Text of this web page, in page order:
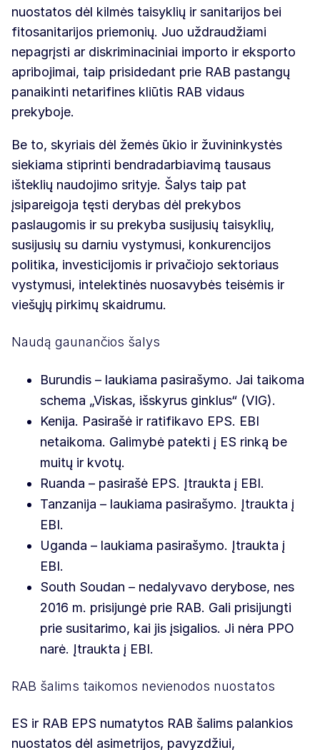
nuostatos dėl kilmės taisyklių ir sanitarijos bei
fitosanitarijos priemonių. Juo uždraudžiami
nepagrįsti ar diskriminaciniai importo ir eksporto
apribojimai, taip prisidedant prie RAB pastangų
panaikinti netarifines kliūtis RAB vidaus
prekyboje.
Be to, skyriais dėl žemės ūkio ir žuvininkystės
siekiama stiprinti bendradarbiavimą tausaus
išteklių naudojimo srityje. Šalys taip pat
įsipareigoja tęsti derybas dėl prekybos
paslaugomis ir su prekyba susijusių taisyklių,
susijusių su darniu vystymusi, konkurencijos
politika, investicijomis ir privačiojo sektoriaus
vystymusi, intelektinės nuosavybės teisėmis ir
viešųjų pirkimų skaidrumu.
Naudą gaunančios šalys
Burundis – laukiama pasirašymo. Jai taikoma
schema „Viskas, išskyrus ginklus“ (VIG).
Kenija. Pasirašė ir ratifikavo EPS. EBI
netaikoma. Galimybė patekti į ES rinką be
muitų ir kvotų.
Ruanda – pasirašė EPS. Įtraukta į EBI.
Tanzanija – laukiama pasirašymo. Įtraukta į
EBI.
Uganda – laukiama pasirašymo. Įtraukta į
EBI.
South Soudan – nedalyvavo derybose, nes
2016 m. prisijungė prie RAB. Gali prisijungti
prie susitarimo, kai jis įsigalios. Ji nėra PPO
narė. Įtraukta į EBI.
RAB šalims taikomos nevienodos nuostatos
ES ir RAB EPS numatytos RAB šalims palankios
nuostatos dėl asimetrijos, pavyzdžiui,